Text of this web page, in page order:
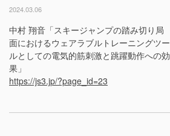
2024.03.06
中村 翔音「スキージャンプの踏み切り局
面におけるウェアラブルトレーニングツー
ルとしての電気的筋刺激と跳躍動作への効
果」
https://js3.jp/?page_id=23